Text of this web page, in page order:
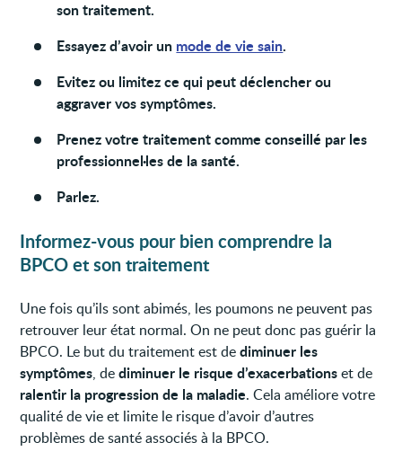
son traitement.
Essayez d’avoir un mode de vie sain.
Evitez ou limitez ce qui peut déclencher ou
aggraver vos symptômes.
Prenez votre traitement comme conseillé par les
professionnel·les de la santé.
Parlez.
Informez-vous pour bien comprendre la
BPCO et son traitement
Une fois qu’ils sont abimés, les poumons ne peuvent pas
retrouver leur état normal. On ne peut donc pas guérir la
BPCO. Le but du traitement est dediminuer les
symptômes, dediminuer le risque d’exacerbationset de
ralentir la progression de la maladie. Cela améliore votre
qualité de vie et limite le risque d’avoir d’autres
problèmes de santé associés à la BPCO.